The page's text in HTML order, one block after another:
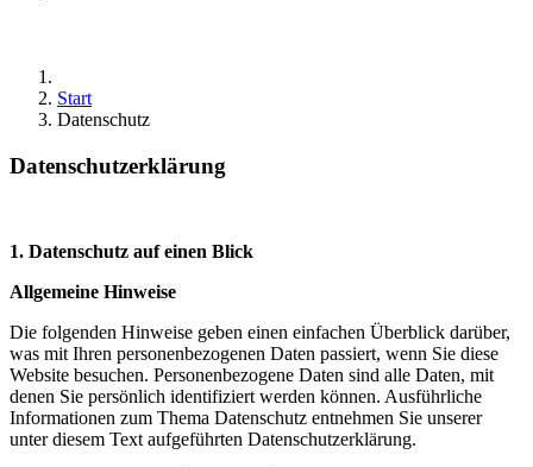
Start
Datenschutz
Datenschutz­erklärung
1. Datenschutz auf einen Blick
Allgemeine Hinweise
Die folgenden Hinweise geben einen einfachen Überblick darüber,
was mit Ihren personenbezogenen Daten passiert, wenn Sie diese
Website besuchen. Personenbezogene Daten sind alle Daten, mit
denen Sie persönlich identifiziert werden können. Ausführliche
Informationen zum Thema Datenschutz entnehmen Sie unserer
unter diesem Text aufgeführten Datenschutzerklärung.